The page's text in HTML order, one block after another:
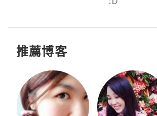
推薦博客